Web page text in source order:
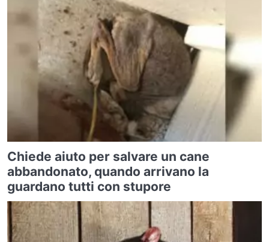
Chiede aiuto per salvare un cane
abbandonato, quando arrivano la
guardano tutti con stupore